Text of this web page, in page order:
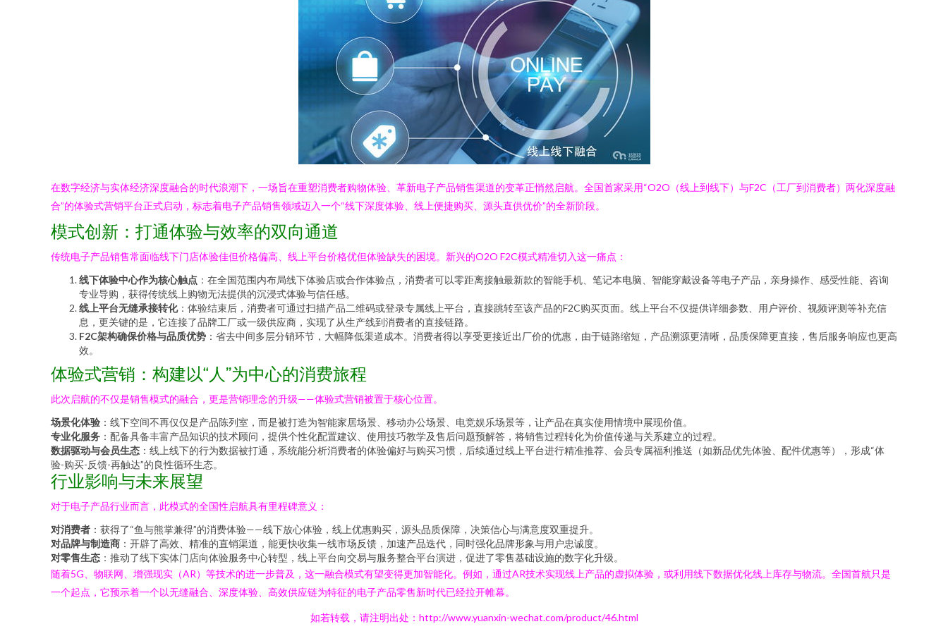
在数字经济与实体经济深度融合的时代浪潮下，一场旨在重塑消费者购物体验、革新电子产品销售渠道的变革正悄然启航。全国首家采用“O2O（线上到线下）与F2C（工厂到消费者）两化深度融
合”的体验式营销平台正式启动，标志着电子产品销售领域迈入一个“线下深度体验、线上便捷购买、源头直供优价”的全新阶段。
模式创新：打通体验与效率的双向通道
传统电子产品销售常面临线下门店体验佳但价格偏高、线上平台价格优但体验缺失的困境。新兴的O2O F2C模式精准切入这一痛点：
线下体验中心作为核心触点 ：在全国范围内布局线下体验店或合作体验点，消费者可以零距离接触最新款的智能手机、笔记本电脑、智能穿戴设备等电子产品，亲身操作、感受性能、咨询
专业导购，获得传统线上购物无法提供的沉浸式体验与信任感。
线上平台无缝承接转化：体验结束后，消费者可通过扫描产品二维码或登录专属线上平台，直接跳转至该产品的F2C购买页面。线上平台不仅提供详细参数、用户评价、视频评测等补充信
息，更关键的是，它连接了品牌工厂或一级供应商，实现了从生产线到消费者的直接链路。
F2C架构确保价格与品质优势 ：省去中间多层分销环节，大幅降低渠道成本。消费者得以享受更接近出厂价的优惠，由于链路缩短，产品溯源更清晰，品质保障更直接，售后服务响应也更高
效。
体验式营销：构建以“人”为中心的消费旅程
此次启航的不仅是销售模式的融合，更是营销理念的升级——体验式营销被置于核心位置。
场景化体验 ：线下空间不再仅仅是产品陈列室，而是被打造为智能家居场景、移动办公场景、电竞娱乐场景等，让产品在真实使用情境中展现价值。
专业化服务 ：配备具备丰富产品知识的技术顾问，提供个性化配置建议、使用技巧教学及售后问题预解答，将销售过程转化为价值传递与关系建立的过程。
数据驱动与会员生态 ：线上线下的行为数据被打通，系统能分析消费者的体验偏好与购买习惯，后续通过线上平台进行精准推荐、会员专属福利推送（如新品优先体验、配件优惠等），形成“体
验-购买-反馈-再触达”的良性循环生态。
行业影响与未来展望
对于电子产品行业而言，此模式的全国性启航具有里程碑意义：
对消费者 ：获得了“鱼与熊掌兼得”的消费体验——线下放心体验，线上优惠购买，源头品质保障，决策信心与满意度双重提升。
对品牌与制造商 ：开辟了高效、精准的直销渠道，能更快收集一线市场反馈，加速产品迭代，同时强化品牌形象与用户忠诚度。
对零售生态 ：推动了线下实体门店向体验服务中心转型，线上平台向交易与服务整合平台演进，促进了零售基础设施的数字化升级。
随着5G、物联网、增强现实（AR）等技术的进一步普及，这一融合模式有望变得更加智能化。例如，通过AR技术实现线上产品的虚拟体验，或利用线下数据优化线上库存与物流。全国首航只是
一个起点，它预示着一个以无缝融合、深度体验、高效供应链为特征的电子产品零售新时代已经拉开帷幕。
如若转载，请注明出处：http://www.yuanxin-wechat.com/product/46.html